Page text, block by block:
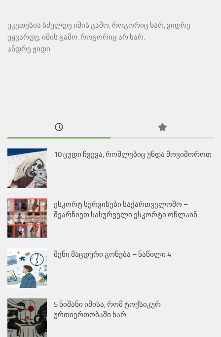
უკეთესია სძულდე იმის გამო, როგორიც ხარ, ვიდრე
უყვარდე, იმის გამო, როგორიც არ ხარ.
ანდრე ჟიდი
10 ცუდი ჩვევა, რომლებიც უნდა მოვიშოროთ
ესკორტ სერვისები საქართველოშო –
შეარჩიეთ სასურველი ესკორტი ონლაინ
შენი მაცდური გონება – ნაწილი 4
5 ნიშანი იმისა, რომ ტოქსიკურ
ურთიერთობაში ხარ